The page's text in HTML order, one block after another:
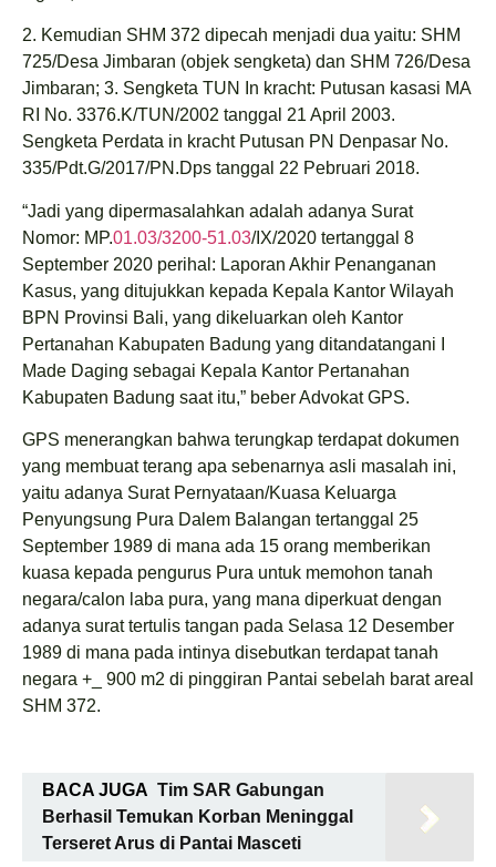
2. Kemudian SHM 372 dipecah menjadi dua yaitu: SHM
725/Desa Jimbaran (objek sengketa) dan SHM 726/Desa
Jimbaran; 3. Sengketa TUN In kracht: Putusan kasasi MA
RI No. 3376.K/TUN/2002 tanggal 21 April 2003.
Sengketa Perdata in kracht Putusan PN Denpasar No.
335/Pdt.G/2017/PN.Dps tanggal 22 Pebruari 2018.
“Jadi yang dipermasalahkan adalah adanya Surat
Nomor: MP.01.03/3200-51.03/IX/2020 tertanggal 8
September 2020 perihal: Laporan Akhir Penanganan
Kasus, yang ditujukkan kepada Kepala Kantor Wilayah
BPN Provinsi Bali, yang dikeluarkan oleh Kantor
Pertanahan Kabupaten Badung yang ditandatangani I
Made Daging sebagai Kepala Kantor Pertanahan
Kabupaten Badung saat itu,” beber Advokat GPS.
GPS menerangkan bahwa terungkap terdapat dokumen
yang membuat terang apa sebenarnya asli masalah ini,
yaitu adanya Surat Pernyataan/Kuasa Keluarga
Penyungsung Pura Dalem Balangan tertanggal 25
September 1989 di mana ada 15 orang memberikan
kuasa kepada pengurus Pura untuk memohon tanah
negara/calon laba pura, yang mana diperkuat dengan
adanya surat tertulis tangan pada Selasa 12 Desember
1989 di mana pada intinya disebutkan terdapat tanah
negara +_ 900 m2 di pinggiran Pantai sebelah barat areal
SHM 372.
BACA JUGA Tim SAR Gabungan
Berhasil Temukan Korban Meninggal
Terseret Arus di Pantai Masceti